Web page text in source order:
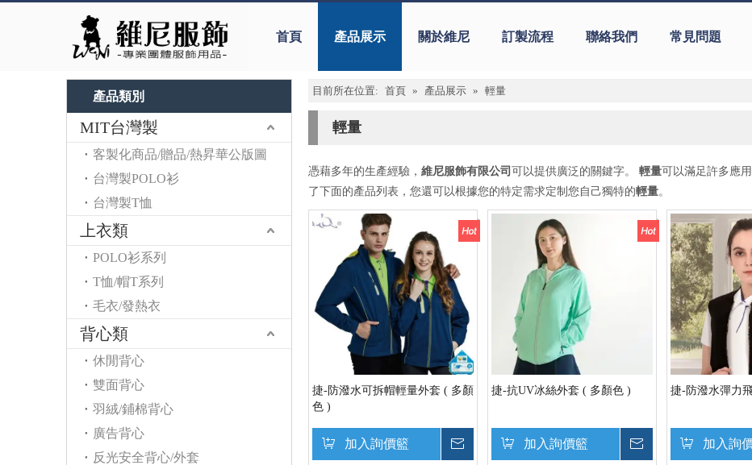
首頁 產品展示 關於維尼 訂製流程 聯絡我們 常見問題
產品類別
MIT台灣製
客製化商品/贈品/熱昇華公版圖
台灣製POLO衫
台灣製T恤
上衣類
POLO衫系列
T恤/帽T系列
毛衣/發熱衣
背心類
休閒背心
雙面背心
羽絨/鋪棉背心
廣告背心
反光安全背心/外套
目前所在位置: 首頁 » 產品展示 » 輕量
輕量
憑藉多年的生產經驗， 維尼服飾有限公司 可以提供廣泛的關鍵字。 輕量可以滿足許多應
了下面的產品列表，您還可以根據您的特定需求定制您自己獨特的輕量。
捷-防潑水可拆帽輕量外套 ( 多顏
色 )
加入詢價籃
捷-抗UV冰絲外套 ( 多顏色 )
加入詢價籃
捷-防潑水彈力
加入詢